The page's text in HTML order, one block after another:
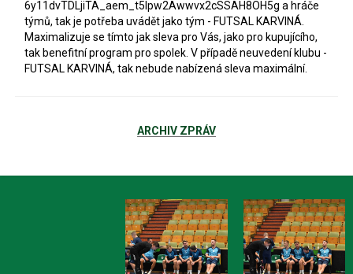
6y11dvTDLjiTA_aem_t5Ipw2Awwvx2cSSAH8OH5g a hráče
týmů, tak je potřeba uvádět jako tým - FUTSAL KARVINÁ.
Maximalizuje se tímto jak sleva pro Vás, jako pro kupujícího,
tak benefitní program pro spolek. V případě neuvedení klubu -
FUTSAL KARVINÁ, tak nebude nabízená sleva maximální.
ARCHIV ZPRÁV